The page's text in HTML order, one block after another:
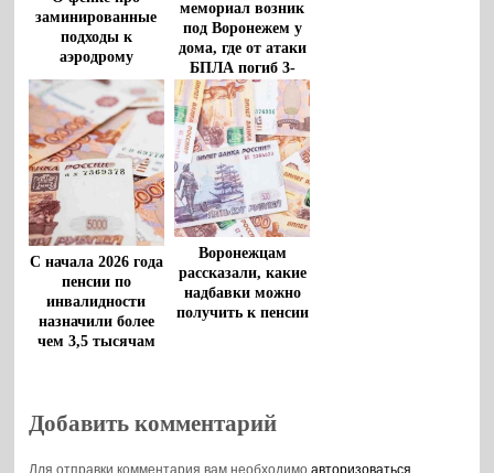
заминированные
подходы к
аэродрому
рассказали
воронежцам
мемориал возник
под Воронежем у
дома, где от атаки
БПЛА погиб 3-
летний мальчик
С начала 2026 года
пенсии по
инвалидности
назначили более
чем 3,5 тысячам
Воронежцам
рассказали, какие
надбавки можно
получить к пенсии
Добавить комментарий
Для отправки комментария вам необходимоавторизоваться